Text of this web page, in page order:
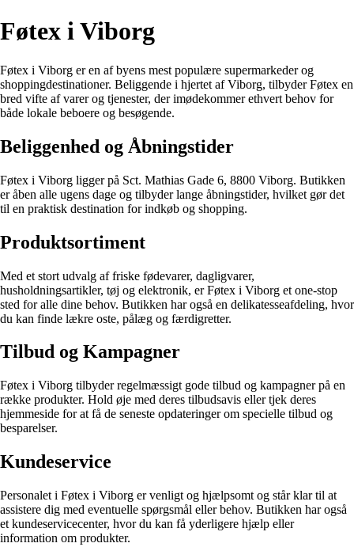
Føtex i Viborg
Føtex i Viborg er en af byens mest populære supermarkeder og
shoppingdestinationer. Beliggende i hjertet af Viborg, tilbyder Føtex en
bred vifte af varer og tjenester, der imødekommer ethvert behov for
både lokale beboere og besøgende.
Beliggenhed og Åbningstider
Føtex i Viborg ligger på Sct. Mathias Gade 6, 8800 Viborg. Butikken
er åben alle ugens dage og tilbyder lange åbningstider, hvilket gør det
til en praktisk destination for indkøb og shopping.
Produktsortiment
Med et stort udvalg af friske fødevarer, dagligvarer,
husholdningsartikler, tøj og elektronik, er Føtex i Viborg et one-stop
sted for alle dine behov. Butikken har også en delikatesseafdeling, hvor
du kan finde lækre oste, pålæg og færdigretter.
Tilbud og Kampagner
Føtex i Viborg tilbyder regelmæssigt gode tilbud og kampagner på en
række produkter. Hold øje med deres tilbudsavis eller tjek deres
hjemmeside for at få de seneste opdateringer om specielle tilbud og
besparelser.
Kundeservice
Personalet i Føtex i Viborg er venligt og hjælpsomt og står klar til at
assistere dig med eventuelle spørgsmål eller behov. Butikken har også
et kundeservicecenter, hvor du kan få yderligere hjælp eller
information om produkter.